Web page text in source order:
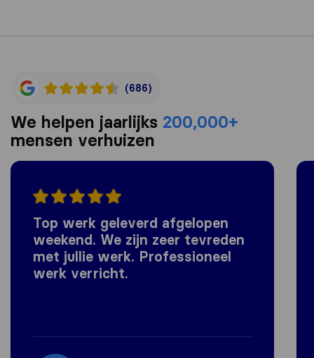
(686)
We helpen jaarlijks 200,000+
mensen verhuizen
Top werk geleverd afgelopen
weekend. We zijn zeer tevreden
met jullie werk. Professioneel
werk verricht.